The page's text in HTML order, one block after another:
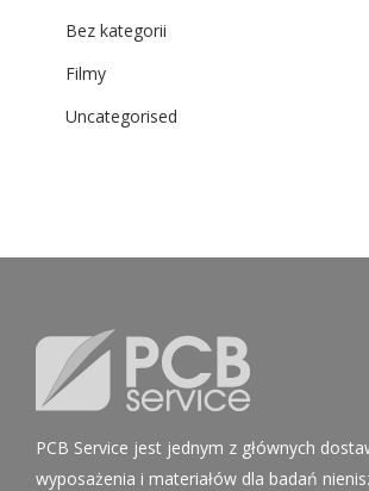
Bez kategorii
Filmy
Uncategorised
PCB Service jest jednym z głównych
wyposażenia i materiałów dla badań